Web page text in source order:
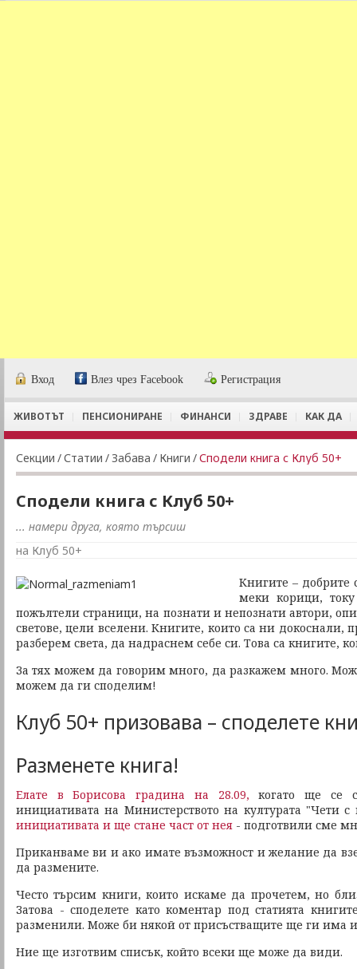
Вход Влез чрез Facebook Регистрация
ЖИВОТЪТ ПЕНСИОНИРАНЕ ФИНАНСИ ЗДРАВЕ КАК ДА
Секции /Статии / Забава / Книги /Сподели книга с Клуб 50+
Сподели книга с Клуб 50+
... намери друга, която търсиш
на Клуб 50+
Книгите –
меки корици,
пожълтели страници, на познати и непознати автори,
светове, цели вселени. Книгите, които са ни
разберем света, да надраснем себе си. Това са книгите,
За тях можем да говорим много, да разкажем много.
можем да ги споделим!
Клуб 50+ призовава – споделете
Разменете книга!
Елате в Борисова градина на 28.09, когато ще се
инициативата на Министерството на културата "Чети
инициативата и ще стане част от нея - подготвили сме
Приканваме ви и ако имате възможност и желание да
да размените.
Често търсим книги, които искаме да прочетем, но
Затова - споделете като коментар под статията
разменили. Може би някой от присъстващите ще ги има
Ние ще изготвим списък, който всеки ще може да види.